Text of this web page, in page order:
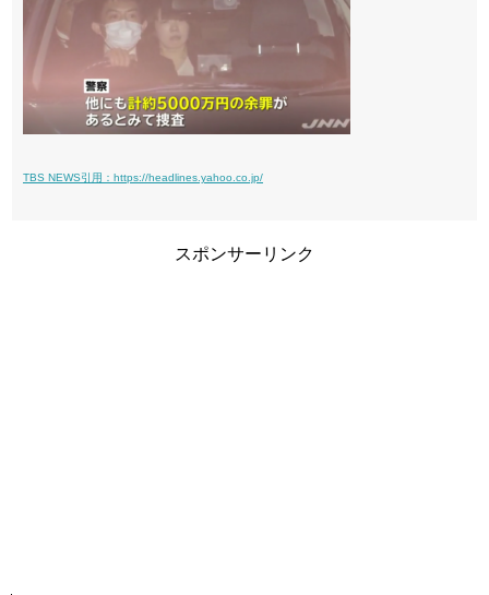
TBS NEWS引用：https://headlines.yahoo.co.jp/
スポンサーリンク